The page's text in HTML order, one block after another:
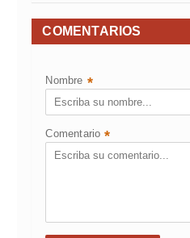
COMENTARIOS
Nombre *
Comentario *